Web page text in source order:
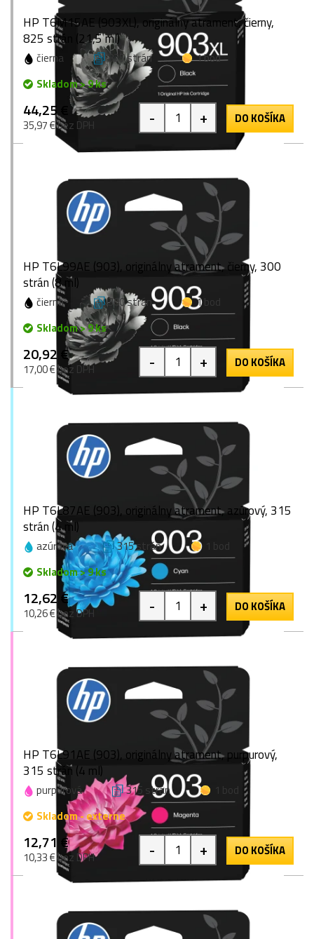
HP T6M15AE (903XL), originálny atrament, čierny,
825 strán (21,5 ml)
čierna 825 strán
1 bod
Skladom > 9 ks
44,25 €
35,97 € bez DPH - + DO KOŠÍKA
HP T6L99AE (903), originálny atrament, čierny, 300
strán (8 ml)
čierna 300 strán
1 bod
Skladom > 9 ks
20,92 €
17,00 € bez DPH - + DO KOŠÍKA
HP T6L87AE (903), originálny atrament, azúrový, 315
strán (4 ml)
azúrová 315 strán
1 bod
Skladom > 9 ks
12,62 €
10,26 € bez DPH - + DO KOŠÍKA
HP T6L91AE (903), originálny atrament, purpurový,
315 strán (4 ml)
purpurová 315 strán
1 bod
Skladom - externe
12,71 €
10,33 € bez DPH - + DO KOŠÍKA